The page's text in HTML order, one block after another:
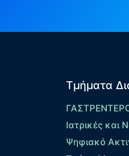
Τμήματα
Ιατρικές και
Ψηφιακό